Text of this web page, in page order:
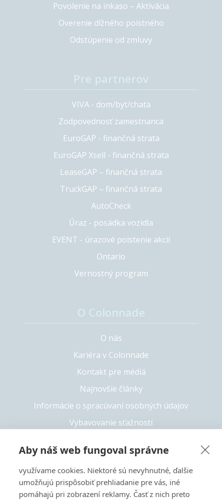
Povolenie na inkaso – Aktivácia
Overenie dlžného poistného
Odstúpenie od zmluvy
VIVA - dom/byt/chata
Zodpovednosť zamestnanca
EuroGAP - finančná strata
EuroGAP Xsell - finančná strata
LeaseGAP – finančná strata
TruckGAP – finančná strata
AutoCheck
Úraz - posádka vozidla
EVENT - úrazové poistenie akcií
Ontario
Vernostný program
O nás
Kariéra v Colonnade
Kontakt pre médiá
Najnovšie články
Informácie o spracúvaní osobných údajov
Vybavovanie sťažností
Solvency II
Prístupnosť
Aby náš web fungoval správne
využívame cookies. Niektoré sú nevyhnutné, ďalšie
umožňujú prispôsobiť prehliadanie pre vás, iné
pomáhajú pri zobrazení reklamy. Časť z nich preto